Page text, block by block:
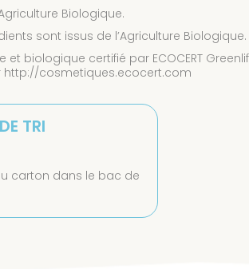
Biologique.
sont issus de l’Agriculture Biologique.
biologique certifié par ECOCERT
http://cosmetiques.ecocert.com
TRI
carton dans le bac de